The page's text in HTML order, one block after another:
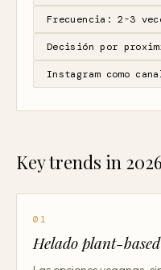
Frecuencia: 2-3
Decisión por
Instagram como
Key trends in
01
Helado plant-